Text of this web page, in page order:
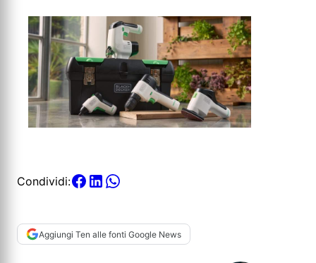
Condividi:
Aggiungi Ten alle fonti Google News